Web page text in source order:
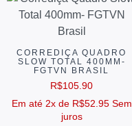
CORREDIÇA QUADRO
SLOW TOTAL 400MM-
FGTVN BRASIL
R$105.90
Em até 2x de R$52.95 Sem
juros